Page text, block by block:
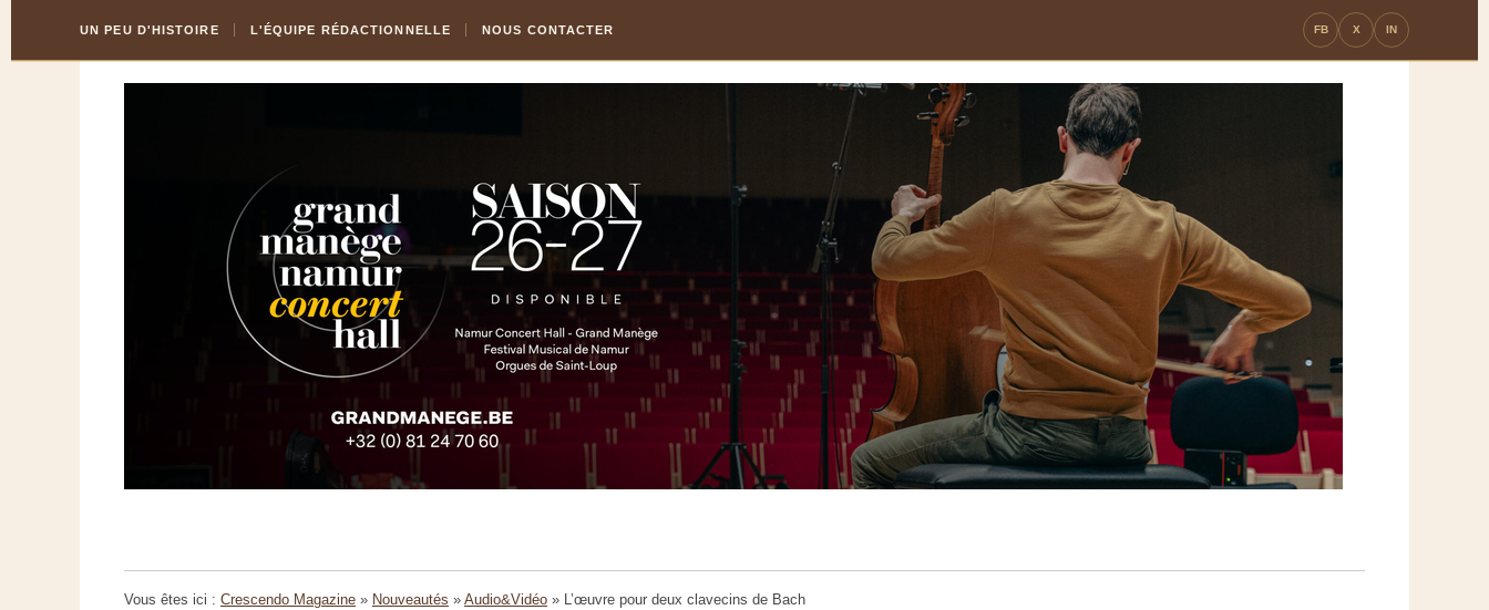
Content
la
UN PEU D'HISTOIRE L'ÉQUIPE RÉDACTIONNELLE NOUS CONTACTER FB X IN
Vous êtes ici : Crescendo Magazine » Nouveautés » Audio&Vidéo » L’œuvre pour deux clavecins de Bach